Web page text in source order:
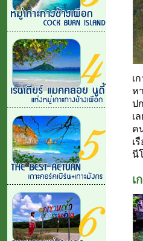
เ
ห
ป
เ
ค
เ
นี
เ